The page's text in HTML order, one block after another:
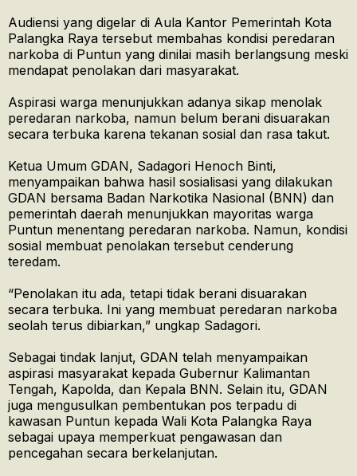
Audiensi yang digelar di Aula Kantor Pemerintah Kota
Palangka Raya tersebut membahas kondisi peredaran
narkoba di Puntun yang dinilai masih berlangsung meski
mendapat penolakan dari masyarakat.
Aspirasi warga menunjukkan adanya sikap menolak
peredaran narkoba, namun belum berani disuarakan
secara terbuka karena tekanan sosial dan rasa takut.
Ketua Umum GDAN, Sadagori Henoch Binti,
menyampaikan bahwa hasil sosialisasi yang dilakukan
GDAN bersama Badan Narkotika Nasional (BNN) dan
pemerintah daerah menunjukkan mayoritas warga
Puntun menentang peredaran narkoba. Namun, kondisi
sosial membuat penolakan tersebut cenderung
teredam.
“Penolakan itu ada, tetapi tidak berani disuarakan
secara terbuka. Ini yang membuat peredaran narkoba
seolah terus dibiarkan,” ungkap Sadagori.
Sebagai tindak lanjut, GDAN telah menyampaikan
aspirasi masyarakat kepada Gubernur Kalimantan
Tengah, Kapolda, dan Kepala BNN. Selain itu, GDAN
juga mengusulkan pembentukan pos terpadu di
kawasan Puntun kepada Wali Kota Palangka Raya
sebagai upaya memperkuat pengawasan dan
pencegahan secara berkelanjutan.